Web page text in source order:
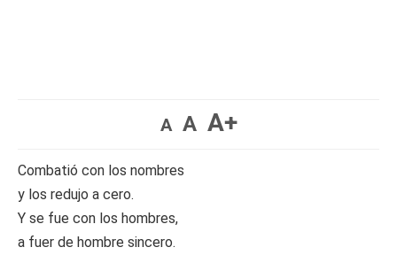
A A A+
Combatió con los nombres
y los redujo a cero.
Y se fue con los hombres,
a fuer de hombre sincero.